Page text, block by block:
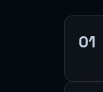
01